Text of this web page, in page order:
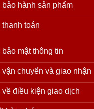
hành sản phẩm
toán
mật thông tin
chuyển và giao nhận
điều kiện giao dịch